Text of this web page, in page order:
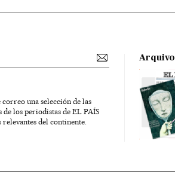
correo una selección de las
los periodistas de EL PAÍS
del continente.
Arquivo